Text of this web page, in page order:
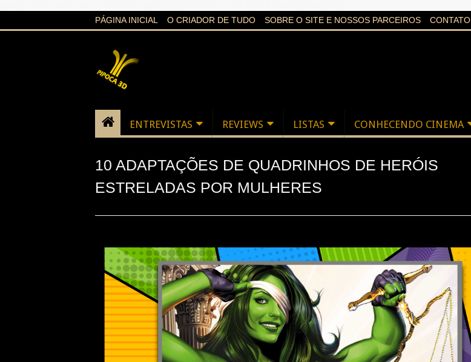
PÁGINA INICIAL O CRIADOR DE TUDO SOBRE O SITE E NOSSOS PARCEIROS CONTATO
ENTREVISTAS REVIEWS LISTAS CONHECENDO CINEMA
10 ADAPTAÇÕES DE QUADRINHOS DE HERÓIS
ESTRELADAS POR MULHERES